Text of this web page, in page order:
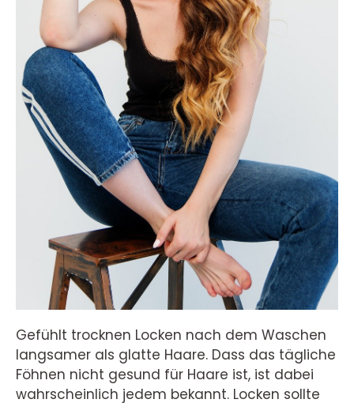
Gefühlt trocknen Locken nach dem Waschen
langsamer als glatte Haare. Dass das tägliche
Föhnen nicht gesund für Haare ist, ist dabei
wahrscheinlich jedem bekannt. Locken sollte